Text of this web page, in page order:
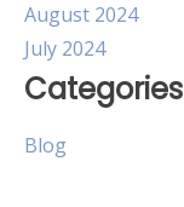
August 2024
July 2024
Categories
Blog